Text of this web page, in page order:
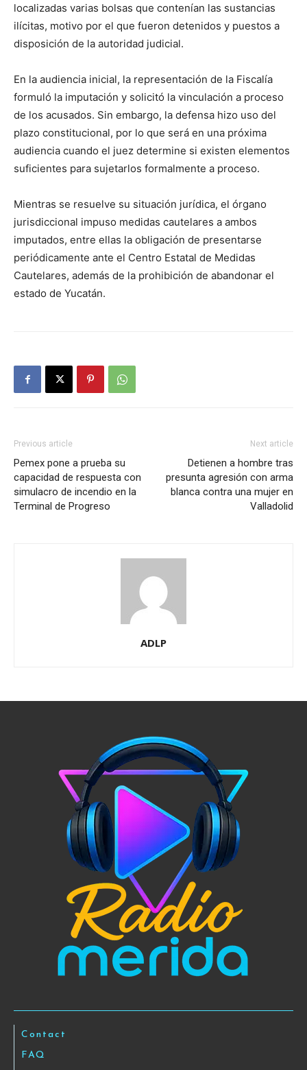
localizadas varias bolsas que contenían las sustancias
ilícitas, motivo por el que fueron detenidos y puestos a
disposición de la autoridad judicial.
En la audiencia inicial, la representación de la Fiscalía
formuló la imputación y solicitó la vinculación a proceso
de los acusados. Sin embargo, la defensa hizo uso del
plazo constitucional, por lo que será en una próxima
audiencia cuando el juez determine si existen elementos
suficientes para sujetarlos formalmente a proceso.
Mientras se resuelve su situación jurídica, el órgano
jurisdiccional impuso medidas cautelares a ambos
imputados, entre ellas la obligación de presentarse
periódicamente ante el Centro Estatal de Medidas
Cautelares, además de la prohibición de abandonar el
estado de Yucatán.
Previous article
Pemex pone a prueba su
capacidad de respuesta con
simulacro de incendio en la
Terminal de Progreso
Next article
Detienen a hombre tras
presunta agresión con arma
blanca contra una mujer en
Valladolid
ADLP
Contact
FAQ